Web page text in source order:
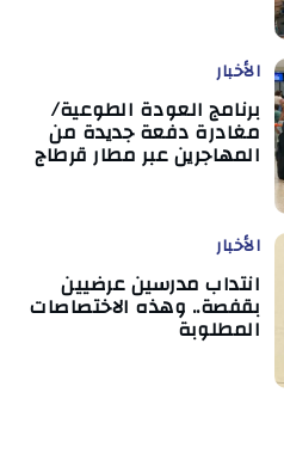
الأخبار
برنامج العودة الطوعية/
مغادرة دفعة جديدة من
المهاجرين عبر مطار قرطاج
الأخبار
انتداب مدرسين عرضيين
بقفصة.. وهذه الاختصاصات
المطلوبة